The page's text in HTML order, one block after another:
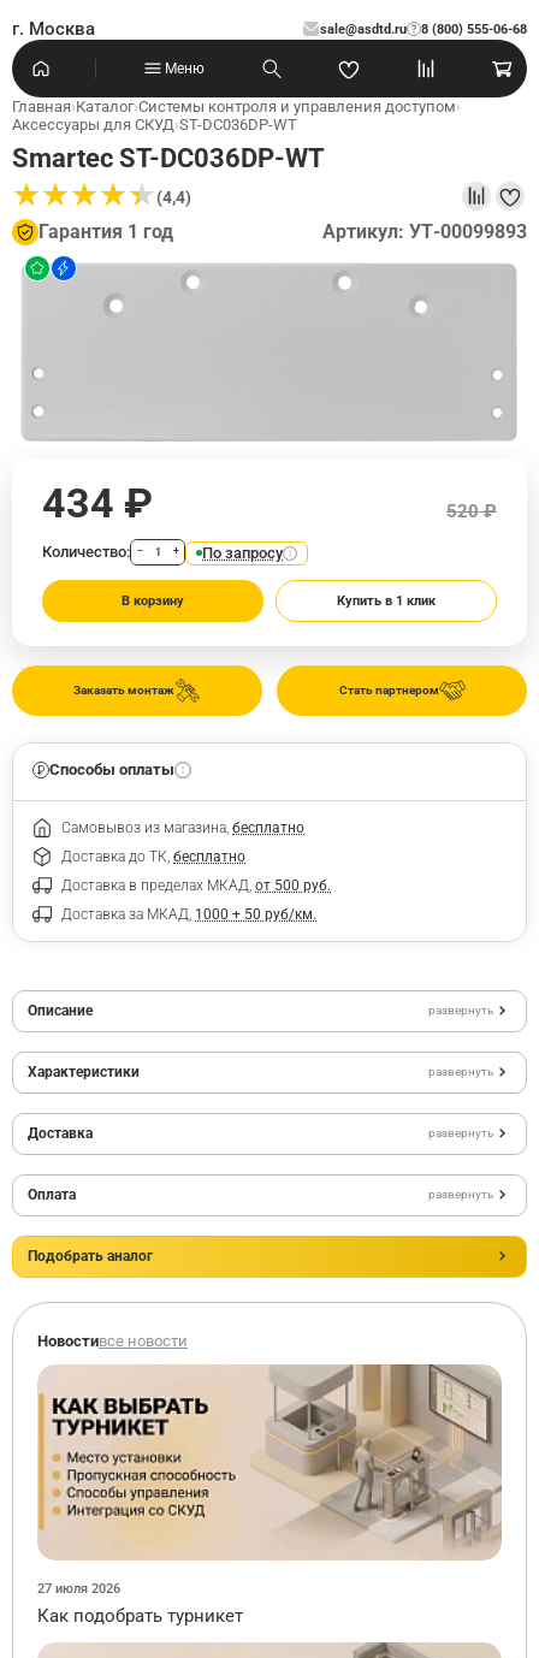
г. Москва sale@asdtd.ru 8 (800) 555-06-68
?
Меню
Главная›Каталог›Системы контроля и управления доступом›
Аксессуары для СКУД›ST-DC036DP-WT
Smartec ST-DC036DP-WT
★★★★★
★★★★★(4,4)
Гарантия 1 год Артикул: УТ-00099893
Стать партнером
Заказать монтаж
434 ₽ 520 ₽
Количество: − + По запросу
В корзину Купить в 1 клик
Способы оплаты
Самовывоз из магазина, бесплатно
Доставка до ТК, бесплатно
Доставка в пределах МКАД, от 500 руб.
Доставка за МКАД, 1000 + 50 руб/км.
Описание развернуть
Характеристики развернуть
Доставка развернуть
Оплата развернуть
Подобрать аналог
Новостивсе новости
27 июля 2026
Как подобрать турникет